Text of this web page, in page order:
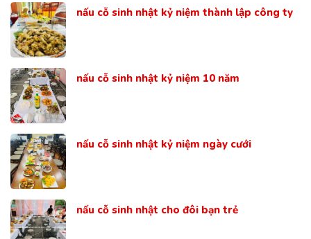
nấu cỗ sinh nhật kỷ niệm thành lập công ty
nấu cỗ sinh nhật kỷ niệm 10 năm
nấu cỗ sinh nhật kỷ niệm ngày cưới
nấu cỗ sinh nhật cho đôi bạn trẻ